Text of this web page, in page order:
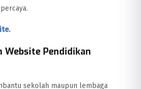
Website Pendidikan
sekolah maupun lembaga